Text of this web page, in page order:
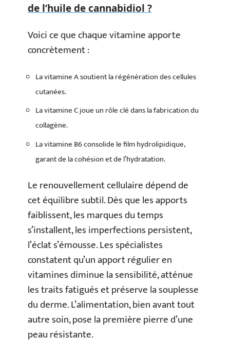
de l’huile de cannabidiol ?
Voici ce que chaque vitamine apporte
concrètement :
La vitamine A soutient la régénération des cellules
cutanées.
La vitamine C joue un rôle clé dans la fabrication du
collagène.
La vitamine B6 consolide le film hydrolipidique,
garant de la cohésion et de l’hydratation.
Le renouvellement cellulaire dépend de
cet équilibre subtil. Dès que les apports
faiblissent, les marques du temps
s’installent, les imperfections persistent,
l’éclat s’émousse. Les spécialistes
constatent qu’un apport régulier en
vitamines diminue la sensibilité, atténue
les traits fatigués et préserve la souplesse
du derme. L’alimentation, bien avant tout
autre soin, pose la première pierre d’une
peau résistante.